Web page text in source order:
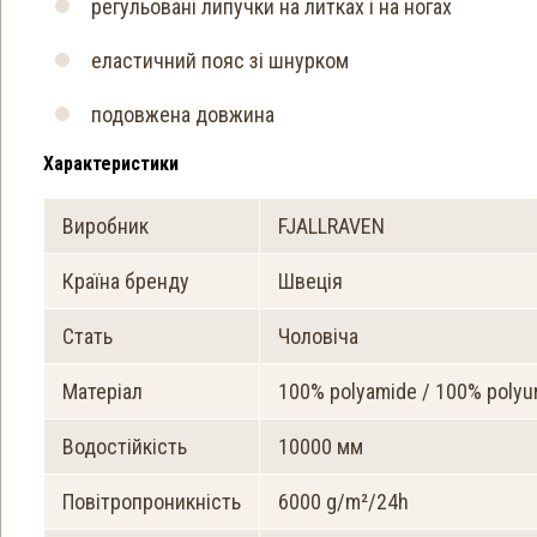
регульовані липучки на литках і на ногах
еластичний пояс зі шнурком
подовжена довжина
Характеристики
Виробник FJALLRAVEN
Країна бренду Швеція
Стать Чоловіча
Матеріал 100% polyamide / 100%
Водостійкість 10000 мм
Повітропроникність 6000 g/m²/24h